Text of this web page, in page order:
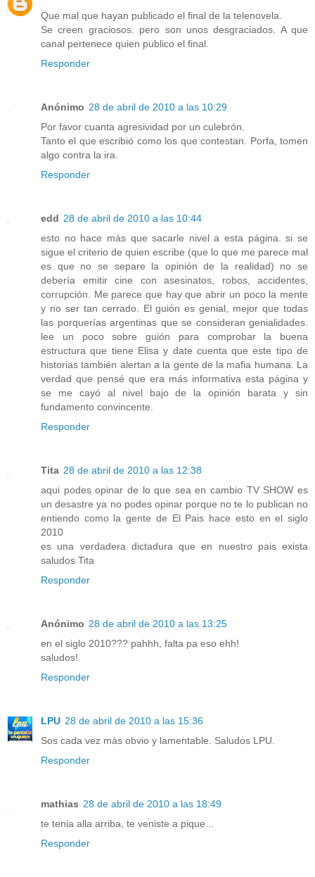
Que mal que hayan publicado el final de la telenovela.
Se creen graciosos. pero son unos desgraciados. A que
canal pertenece quien publico el final.
Responder
Anónimo 28 de abril de 2010 a las 10:29
Por favor cuanta agresividad por un culebrón.
Tanto el que escribió como los que contestan. Porfa, tomen
algo contra la ira.
Responder
edd 28 de abril de 2010 a las 10:44
esto no hace más que sacarle nivel a esta página. si se
sigue el criterio de quien escribe (que lo que me parece mal
es que no se separe la opinión de la realidad) no se
debería emitir cine con asesinatos, robos, accidentes,
corrupción. Me parece que hay que abrir un poco la mente
y no ser tan cerrado. El guión es genial, mejor que todas
las porquerías argentinas que se consideran genialidades.
lee un poco sobre guión para comprobar la buena
estructura que tiene Elisa y date cuenta que este tipo de
historias también alertan a la gente de la mafia humana. La
verdad que pensé que era más informativa esta página y
se me cayó al nivel bajo de la opinión barata y sin
fundamento convincente.
Responder
Tita 28 de abril de 2010 a las 12:38
aqui podes opinar de lo que sea en cambio TV SHOW es
un desastre ya no podes opinar porque no te lo publican no
entiendo como la gente de El Pais hace esto en el siglo
2010
es una verdadera dictadura que en nuestro pais exista
saludos Tita
Responder
Anónimo 28 de abril de 2010 a las 13:25
en el siglo 2010??? pahhh, falta pa eso ehh!
saludos!
Responder
LPU 28 de abril de 2010 a las 15:36
Sos cada vez más obvio y lamentable. Saludos LPU.
Responder
mathias 28 de abril de 2010 a las 18:49
te tenia alla arriba, te veniste a pique...
Responder